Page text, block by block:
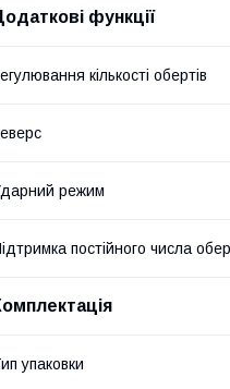
функції
кількості обертів
режим
постійного числа
упаковки